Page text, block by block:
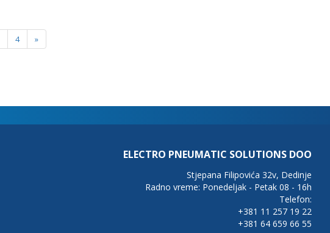
4 »
ELECTRO PNEUMATIC SOLUTIONS DOO
Stjepana Filipovića 32v, Dedinje
Radno vreme: Ponedeljak - Petak 08 - 16h
Telefon:
+381 11 257 19 22
+381 64 659 66 55